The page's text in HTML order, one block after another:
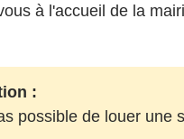
à l'accueil de la
:
possible de louer une